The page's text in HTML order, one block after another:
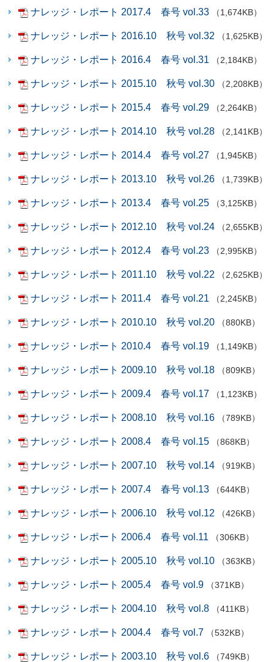
ナレッジ・レポート 2017.4 春号 vol.33 （1,674KB）
ナレッジ・レポート 2016.10 秋号 vol.32 （1,625KB）
ナレッジ・レポート 2016.4 春号 vol.31 （2,184KB）
ナレッジ・レポート 2015.10 秋号 vol.30 （2,208KB）
ナレッジ・レポート 2015.4 春号 vol.29 （2,264KB）
ナレッジ・レポート 2014.10 秋号 vol.28 （2,141KB）
ナレッジ・レポート 2014.4 春号 vol.27 （1,945KB）
ナレッジ・レポート 2013.10 秋号 vol.26 （1,739KB）
ナレッジ・レポート 2013.4 春号 vol.25 （3,125KB）
ナレッジ・レポート 2012.10 秋号 vol.24 （2,655KB）
ナレッジ・レポート 2012.4 春号 vol.23 （2,995KB）
ナレッジ・レポート 2011.10 秋号 vol.22 （2,625KB）
ナレッジ・レポート 2011.4 春号 vol.21 （2,245KB）
ナレッジ・レポート 2010.10 秋号 vol.20 （880KB）
ナレッジ・レポート 2010.4 春号 vol.19 （1,149KB）
ナレッジ・レポート 2009.10 秋号 vol.18 （809KB）
ナレッジ・レポート 2009.4 春号 vol.17 （1,123KB）
ナレッジ・レポート 2008.10 秋号 vol.16 （789KB）
ナレッジ・レポート 2008.4 春号 vol.15 （868KB）
ナレッジ・レポート 2007.10 秋号 vol.14 （919KB）
ナレッジ・レポート 2007.4 春号 vol.13 （644KB）
ナレッジ・レポート 2006.10 秋号 vol.12 （426KB）
ナレッジ・レポート 2006.4 春号 vol.11 （306KB）
ナレッジ・レポート 2005.10 秋号 vol.10 （363KB）
ナレッジ・レポート 2005.4 春号 vol.9 （371KB）
ナレッジ・レポート 2004.10 秋号 vol.8 （411KB）
ナレッジ・レポート 2004.4 春号 vol.7 （532KB）
ナレッジ・レポート 2003.10 秋号 vol.6 （749KB）